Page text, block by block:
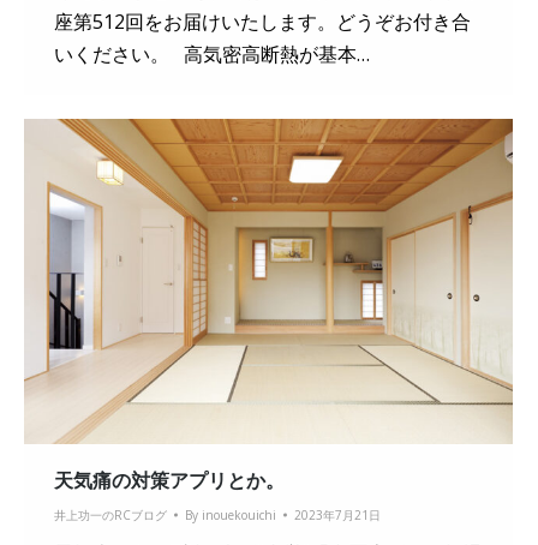
座第512回をお届けいたします。どうぞお付き合
いください。 高気密高断熱が基本…
天気痛の対策アプリとか。
井上功一のRCブログ By inouekouichi 2023年7月21日